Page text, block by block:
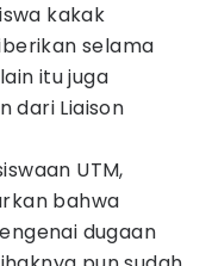
kakak
selama
itu juga
dari Liaison
UTM,
bahwa
dugaan